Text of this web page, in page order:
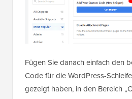
Fügen Sie danach einfach den
Code für die WordPress-
gezeigt haben, in den Bereich